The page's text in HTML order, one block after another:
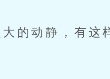
的动静，有这